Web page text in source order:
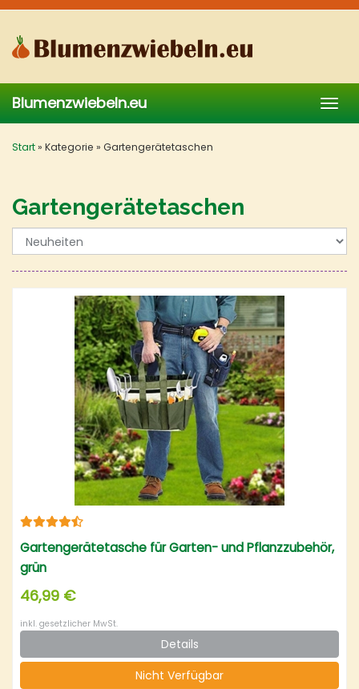
Skip
main
content
Blumenzwiebeln.eu
Start» Kategorie » Gartengerätetaschen
Gartengerätetaschen
Gartengerätetasche für Garten- und Pflanzzubehör,
grün
46,99 €
inkl. gesetzlicher MwSt.
Details
Nicht Verfügbar